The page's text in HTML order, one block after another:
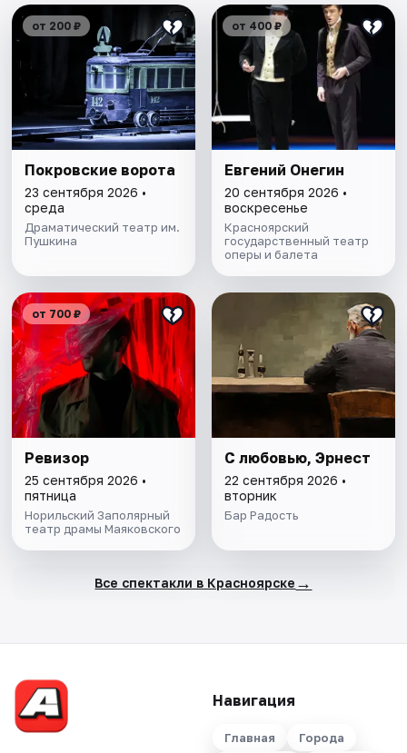
от 200 ₽
Покровские ворота
23 сентября 2026 •
среда
Драматический театр им.
Пушкина
от 400 ₽
Евгений Онегин
20 сентября 2026 •
воскресенье
Красноярский
государственный театр
оперы и балета
от 700 ₽
Ревизор
25 сентября 2026 •
пятница
Норильский Заполярный
театр драмы Маяковского
С любовью, Эрнест
22 сентября 2026 •
вторник
Бар Радость
Все спектакли в Красноярске →
Навигация
Главная Города